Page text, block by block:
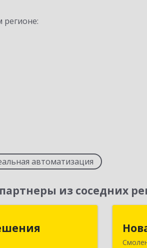
автоматизация
из соседних
обл, Смоленск г,